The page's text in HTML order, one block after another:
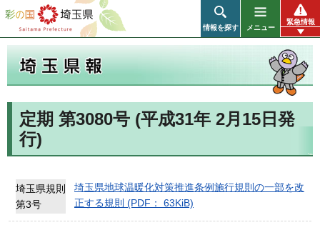
彩の国 埼玉県
情報を探す メニュー
緊急情報
埼玉県報
定期 第3080号 (平成31年 2月15日発
行)
埼玉県規則
第3号
埼玉県地球温暖化対策推進条例施行規則の一部を改
正する規則 (PDF： 63KiB)